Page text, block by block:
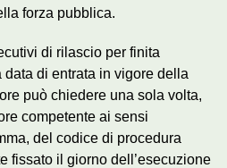
forza pubblica.
di rilascio per finita
di entrata in vigore della
può chiedere una sola volta,
competente ai sensi
del codice di procedura
fissato il giorno dell’esecuzione